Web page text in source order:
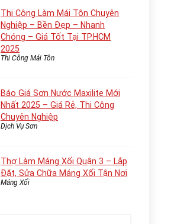
Thi Công Làm Mái Tôn Chuyên
Nghiệp – Bền Đẹp – Nhanh
Chóng – Giá Tốt Tại TP.HCM
2025
Thi Công Mái Tôn
Báo Giá Sơn Nước Maxilite Mới
Nhất 2025 – Giá Rẻ, Thi Công
Chuyên Nghiệp
Dịch Vụ Sơn
Thợ Làm Máng Xối Quận 3 – Lắp
Đặt, Sửa Chữa Máng Xối Tận Nơi
Máng Xối